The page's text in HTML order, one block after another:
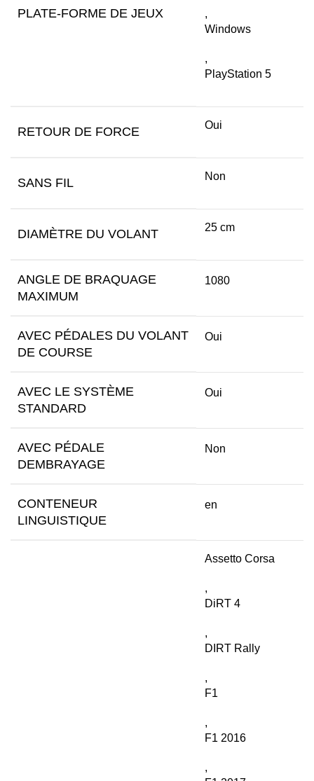
PLATE-FORME DE JEUX
,
Windows
,
PlayStation 5
RETOUR DE FORCE Oui
SANS FIL Non
DIAMÈTRE DU VOLANT 25 cm
ANGLE DE BRAQUAGE
MAXIMUM
1080
AVEC PÉDALES DU VOLANT
DE COURSE
Oui
AVEC LE SYSTÈME
STANDARD
Oui
AVEC PÉDALE
DEMBRAYAGE
Non
CONTENEUR
LINGUISTIQUE
en
Assetto Corsa
,
DiRT 4
,
DIRT Rally
,
F1
,
F1 2016
,